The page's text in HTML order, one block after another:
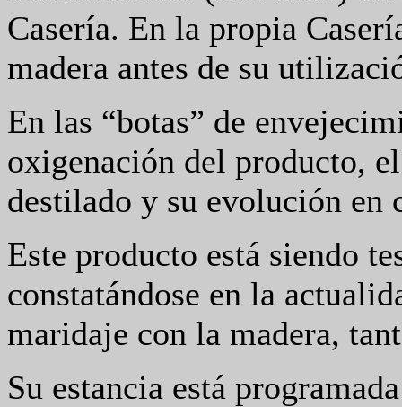
Casería. En la propia
madera antes de su
En las “botas” de
oxigenación del producto,
destilado y su evolución en
Este producto está siendo
constatándose en la
maridaje con la madera,
Su estancia está